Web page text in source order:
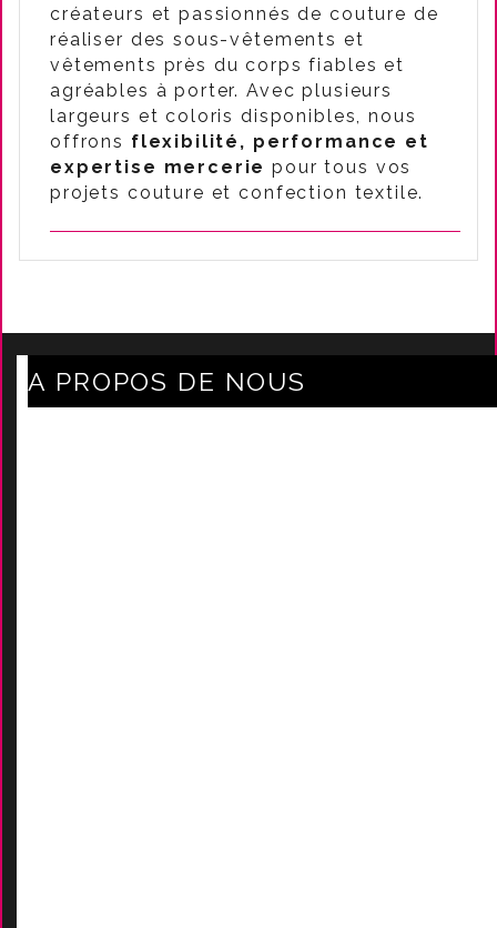
créateurs et passionnés de couture de
réaliser des sous-vêtements et
vêtements près du corps fiables et
agréables à porter. Avec plusieurs
largeurs et coloris disponibles, nous
offrons flexibilité, performance et
expertise mercerie pour tous vos
projets couture et confection textile.
A PROPOS DE NOUS